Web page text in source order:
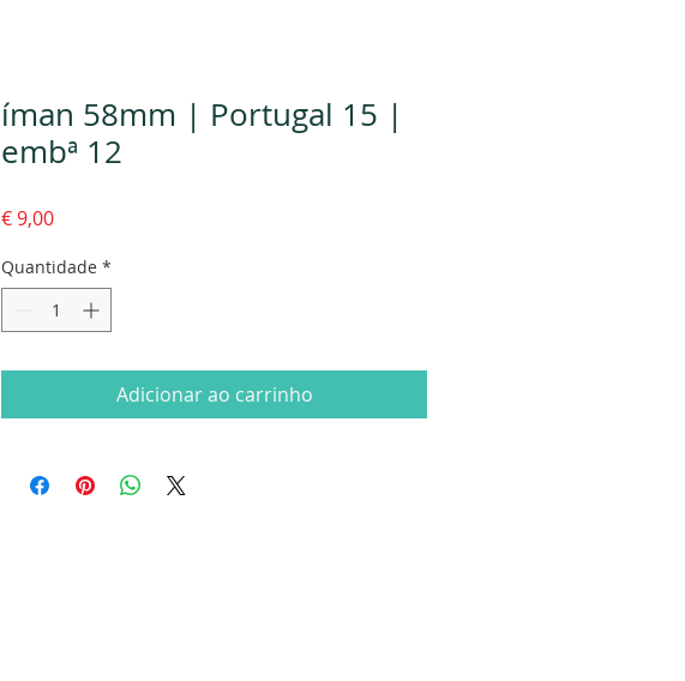
íman 58mm | Portugal 15 |
embª 12
€ 9,00Preço
Quantidade *
Adicionar ao carrinho